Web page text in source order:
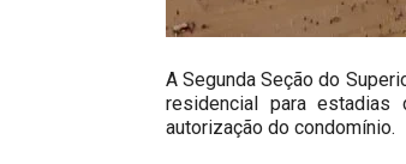
A Segunda Seção do
residencial para
autorização do condomínio.